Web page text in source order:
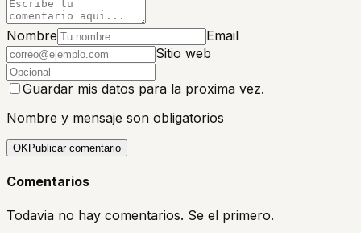
Nombre
Email
Sitio web
Guardar mis datos para la proxima vez.
Nombre y mensaje son obligatorios
OKPublicar comentario
Comentarios
Todavia no hay comentarios. Se el primero.